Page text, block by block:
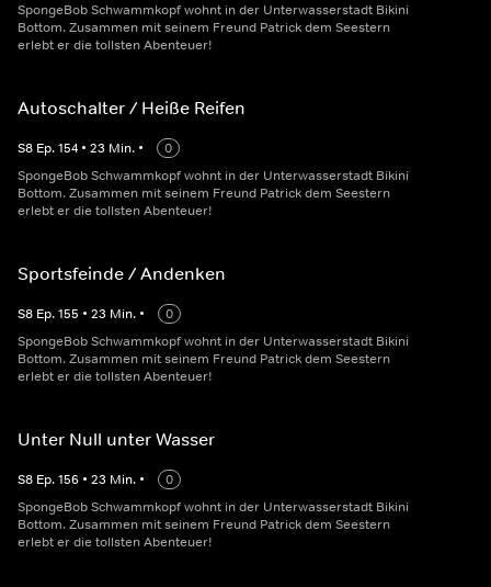
SpongeBob Schwammkopf wohnt in der Unterwasserstadt Bikini
Bottom. Zusammen mit seinem Freund Patrick dem Seestern
erlebt er die tollsten Abenteuer!
Autoschalter / Heiße Reifen
S8 Ep.154 • 23 Min. •
0
SpongeBob Schwammkopf wohnt in der Unterwasserstadt Bikini
Bottom. Zusammen mit seinem Freund Patrick dem Seestern
erlebt er die tollsten Abenteuer!
Sportsfeinde / Andenken
S8 Ep.155 • 23 Min. •
0
SpongeBob Schwammkopf wohnt in der Unterwasserstadt Bikini
Bottom. Zusammen mit seinem Freund Patrick dem Seestern
erlebt er die tollsten Abenteuer!
Unter Null unter Wasser
S8 Ep.156 • 23 Min. •
0
SpongeBob Schwammkopf wohnt in der Unterwasserstadt Bikini
Bottom. Zusammen mit seinem Freund Patrick dem Seestern
erlebt er die tollsten Abenteuer!